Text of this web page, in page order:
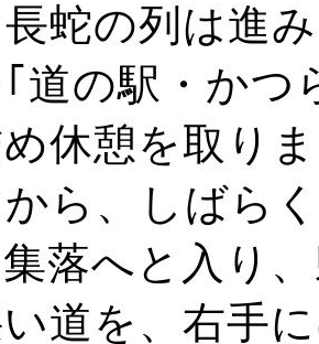
蛇の列は進
道の駅・かつ
休憩を取り
から、しばら
落へと入り
道を、右手